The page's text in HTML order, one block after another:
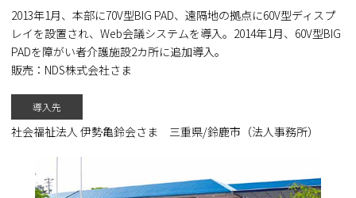
2013年1月、本部に70V型BIG PAD、遠隔地の拠点に60V型ディスプ
レイを設置され、Web会議システムを導入。2014年1月、60V型BIG
PADを障がい者介護施設2カ所に追加導入。
販売：NDS株式会社さま
導入先
社会福祉法人 伊勢亀鈴会さま 三重県/鈴鹿市（法人事務所）